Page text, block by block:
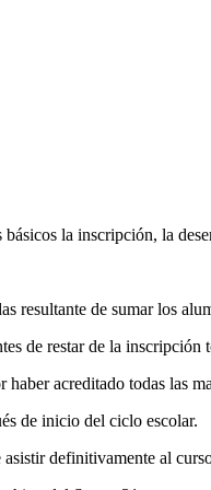
la inscripción, la
de sumar los
de restar de la inscripción
acreditado todas las
de inicio del ciclo escolar.
definitivamente al